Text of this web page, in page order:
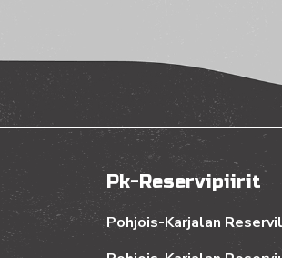
Pk-Reservipiirit
Pohjois-Karjalan